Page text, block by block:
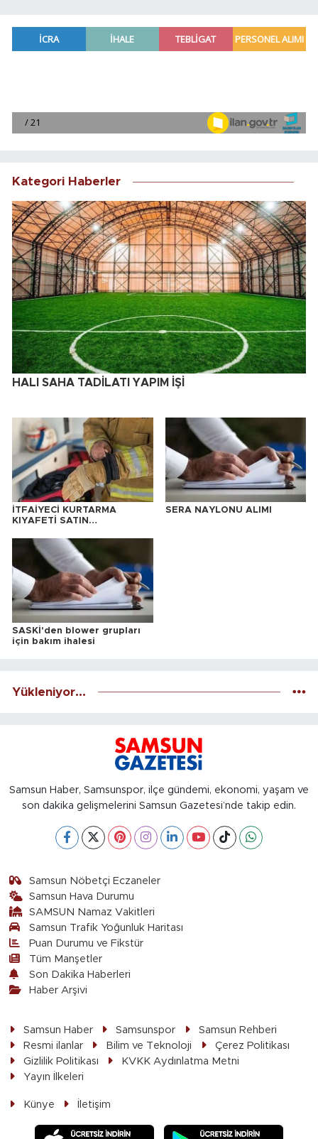
Kategori Haberler
HALI SAHA TADİLATI YAPIM İŞİ
İTFAİYECİ KURTARMA
KIYAFETİ SATIN
SERA NAYLONU ALIMI
SASKİ'den blower grupları
için bakım ihalesi
Yükleniyor...
Samsun Haber, Samsunspor, ilçe gündemi, ekonomi, yaşam ve
son dakika gelişmelerini Samsun Gazetesi’nde takip edin.
Samsun Nöbetçi Eczaneler
Samsun Hava Durumu
SAMSUN Namaz Vakitleri
Samsun Trafik Yoğunluk Haritası
Puan Durumu ve Fikstür
Tüm Manşetler
Son Dakika Haberleri
Haber Arşivi
Samsun Haber Samsunspor
Samsun Rehberi
Resmi ilanlar
Bilim ve Teknoloji
Çerez Politikası
Gizlilik Politikası
KVKK Aydınlatma Metni
Yayın İlkeleri
Künye İletişim